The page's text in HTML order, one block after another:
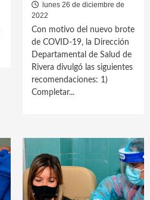
lunes 26 de diciembre de
2022
Con motivo del nuevo brote
de COVID-19, la Dirección
Departamental de Salud de
Rivera divulgó las siguientes
recomendaciones: 1)
Completar...